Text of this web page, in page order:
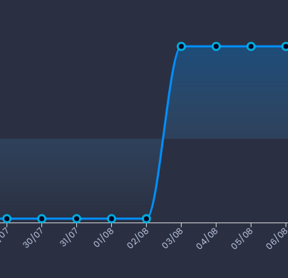
30/07 31/07 01/08 02/08 03/08 04/08 05/08 06/08